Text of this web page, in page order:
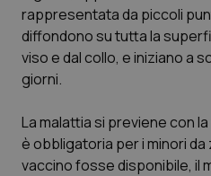
Lazio
Liguria
Lombardia
Marche
Diabete & glucometri
Disturbi dell’umore
Dolore
Donna & Salute
rappresentata da piccoli
diffondono su tutta la
viso e dal collo, e iniziano a
giorni.
La malattia si previene con
è obbligatoria per i minori da
vaccino fosse disponibile, il